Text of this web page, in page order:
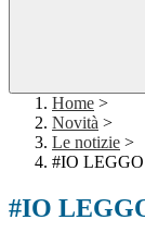
Home >
Novità >
Le notizie >
#IO
#IO